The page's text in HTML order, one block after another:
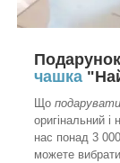
чашка
Що
оригінальний і
нас понад 3
можете